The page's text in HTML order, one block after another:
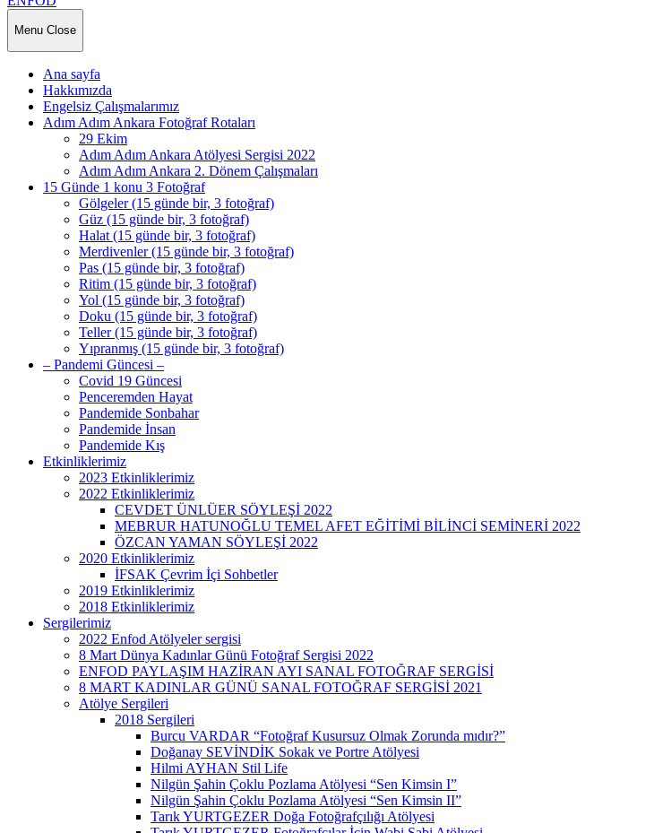
Menu Close
Ana sayfa
Hakkımızda
Engelsiz Çalışmalarımız
Adım Adım Ankara Fotoğraf Rotaları
29 Ekim
Adım Adım Ankara Atölyesi Sergisi 2022
Adım Adım Ankara 2. Dönem Çalışmaları
15 Günde 1 konu 3 Fotoğraf
Gölgeler (15 günde bir, 3 fotoğraf)
Güz (15 günde bir, 3 fotoğraf)
Halat (15 günde bir, 3 fotoğraf)
Merdivenler (15 günde bir, 3 fotoğraf)
Pas (15 günde bir, 3 fotoğraf)
Ritim (15 günde bir, 3 fotoğraf)
Yol (15 günde bir, 3 fotoğraf)
Doku (15 günde bir, 3 fotoğraf)
Teller (15 günde bir, 3 fotoğraf)
Yıpranmış (15 günde bir, 3 fotoğraf)
– Pandemi Güncesi –
Covid 19 Güncesi
Penceremden Hayat
Pandemide Sonbahar
Pandemide İnsan
Pandemide Kış
Etkinliklerimiz
2023 Etkinliklerimiz
2022 Etkinliklerimiz
CEVDET ÜNLÜER SÖYLEŞİ 2022
MEBRUR HATUNOĞLU TEMEL AFET EĞİTİMİ BİLİNCİ SEMİNERİ 2022
ÖZCAN YAMAN SÖYLEŞİ 2022
2020 Etkinliklerimiz
İFSAK Çevrim İçi Sohbetler
2019 Etkinliklerimiz
2018 Etkinliklerimiz
Sergilerimiz
2022 Enfod Atölyeler sergisi
8 Mart Dünya Kadınlar Günü Fotoğraf Sergisi 2022
ENFOD PAYLAŞIM HAZİRAN AYI SANAL FOTOĞRAF SERGİSİ
8 MART KADINLAR GÜNÜ SANAL FOTOĞRAF SERGİSİ 2021
Atölye Sergileri
2018 Sergileri
Burcu VARDAR “Fotoğraf Kusursuz Olmak Zorunda mıdır?”
Doğanay SEVİNDİK Sokak ve Portre Atölyesi
Hilmi AYHAN Stil Life
Nilgün Şahin Çoklu Pozlama Atölyesi “Sen Kimsin I”
Nilgün Şahin Çoklu Pozlama Atölyesi “Sen Kimsin II”
Tarık YURTGEZER Doğa Fotoğrafçılığı Atölyesi